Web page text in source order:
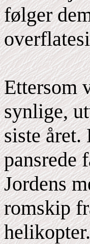
følger
Ettersom
synlige,
siste
pansrede
Jordens
romskip
helikopter.